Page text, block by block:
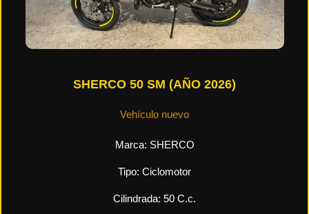
SHERCO 50 SM (AÑO 2026)
Vehículo nuevo
Marca: SHERCO
Tipo: Ciclomotor
Cilindrada: 50 C.c.